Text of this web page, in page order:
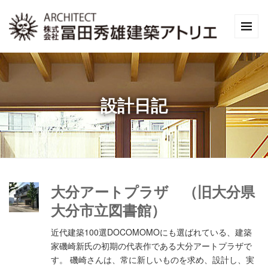
設計日記
大分アートプラザ （旧大分県
大分市立図書館）
近代建築100選DOCOMOMOにも選ばれている、建築
家磯崎新氏の初期の代表作である大分アートプラザで
す。 磯崎さんは、常に新しいものを求め、設計し、実